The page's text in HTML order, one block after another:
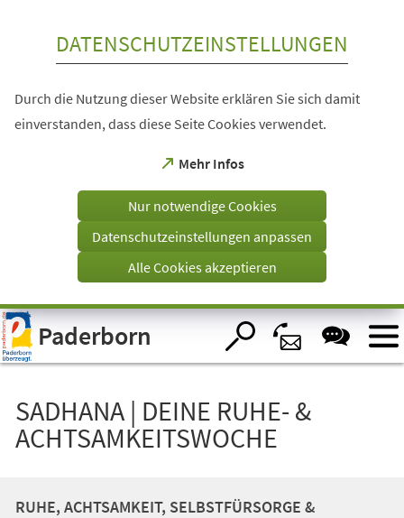
Visuelle
Assistenzsoftware
öffnen.
DATENSCHUTZEINSTELLUNGEN
Durch die Nutzung dieser Website erklären Sie sich damit
einverstanden, dass diese Seite Cookies verwendet.
Mehr Infos
(Öffnet
einem
Tab)
Nur notwendige Cookies
Datenschutzeinstellungen anpassen
Alle Cookies akzeptieren
Paderborn
SADHANA | DEINE RUHE- &
ACHTSAMKEITSWOCHE
RUHE, ACHTSAMKEIT, SELBSTFÜRSORGE &